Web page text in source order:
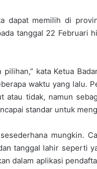
dapat memilih di
tanggal 22 Februari
kata Ketua
waktu yang lalu.
tidak, namun
standar untuk
mungkin.
tanggal lahir seperti
dalam aplikasi